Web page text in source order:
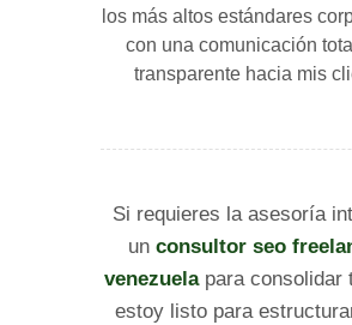
los más altos estándares
con una comunicación
transparente hacia mis
Si requieres la asesoría
un consultor seo
venezuelapara consolidar
estoy listo para